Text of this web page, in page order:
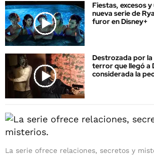
Fiestas, excesos y
nueva serie de
furor en Disney+
Destrozada por la
terror que llegó a
considerada la
La serie ofrece relaciones, secretos y